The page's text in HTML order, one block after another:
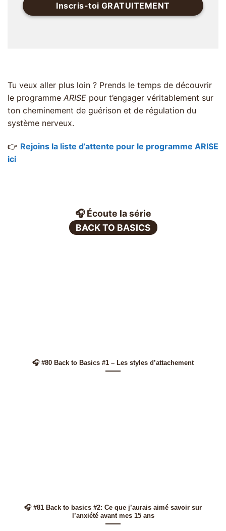
Inscris-toi GRATUITEMENT
Tu veux aller plus loin ? Prends le temps de découvrir
le programme ARISE pour t’engager véritablement sur
ton cheminement de guérison et de régulation du
système nerveux.
👉 Rejoins la liste d’attente pour le programme ARISE
ici
🎧 Écoute la série
BACK TO BASICS
🎧 #80 Back to Basics #1 – Les styles d’attachement
🎧 #81 Back to basics #2: Ce que j’aurais aimé savoir sur
l’anxiété avant mes 15 ans